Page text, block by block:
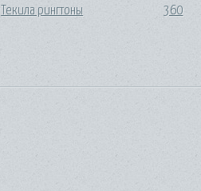
Текила рингтоны
360